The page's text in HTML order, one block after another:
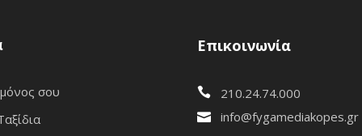
σου
Επικοινωνία
210.24.74.000
info@fygamediakopes.gr